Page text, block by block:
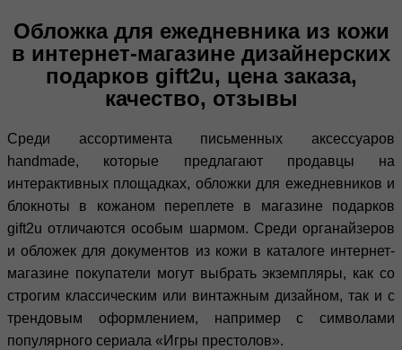
Обложка для ежедневника из кожи
в интернет-магазине дизайнерских
подарков gift2u, цена заказа,
качество, отзывы
Среди ассортимента письменных аксессуаров
handmade, которые предлагают продавцы на
интерактивных площадках, обложки для ежедневников и
блокноты в кожаном переплете в магазине подарков
gift2u отличаются особым шармом. Среди органайзеров
и обложек для документов из кожи в каталоге интернет-
магазине покупатели могут выбрать экземпляры, как со
строгим классическим или винтажным дизайном, так и с
трендовым оформлением, например с символами
популярного сериала «Игры престолов».